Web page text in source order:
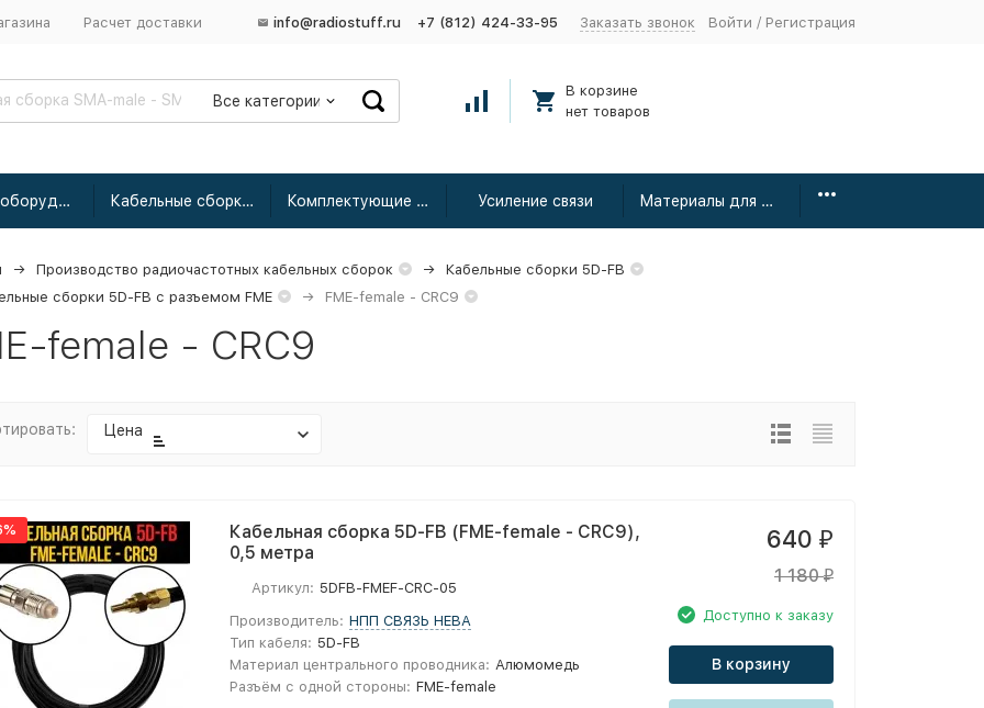
Расчет доставки info@radiostuff.ru +7 (812) 424-33-95 Заказать звонок Войти / Регистрация
Все категории
В корзине
нет товаров
Сетевое оборудование Кабельные сборки радиочастотные Комплектующие для усиления Усиление связи Материалы для монтажа
Производство радиочастотных кабельных сборок
Кабельные сборки 5D-FB
сборки 5D-FB с разъемом FME
FME-female - CRC9
female - CRC9
Цена
Кабельная сборка 5D-FB (FME-female - CRC9),
0,5 метра
Артикул: 5DFB-FMEF-CRC-05
Производитель: НПП СВЯЗЬ НЕВА
Тип кабеля: 5D-FB
Материал центрального проводника: Алюмомедь
Разъём с одной стороны: FME-female
640 ₽
1 180₽
Доступно к заказу
В корзину